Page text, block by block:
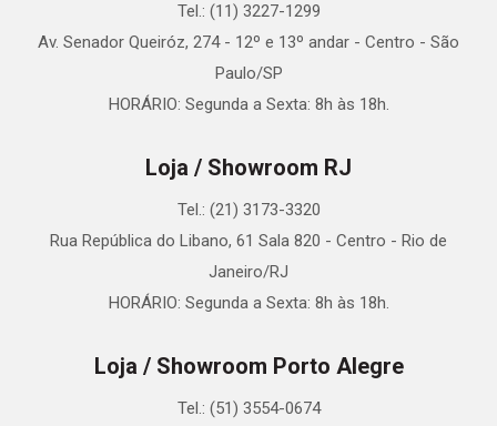
Tel.: (11) 3227-1299
Av. Senador Queiróz, 274 - 12º e 13º andar - Centro - São
Paulo/SP
HORÁRIO: Segunda a Sexta: 8h às 18h.
Loja / Showroom RJ
Tel.: (21) 3173-3320
Rua República do Libano, 61 Sala 820 - Centro - Rio de
Janeiro/RJ
HORÁRIO: Segunda a Sexta: 8h às 18h.
Loja / Showroom Porto Alegre
Tel.: (51) 3554-0674